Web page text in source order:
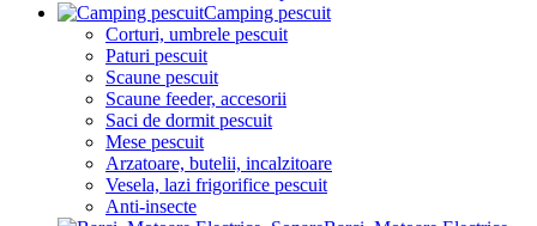
Camping pescuit
Corturi, umbrele pescuit
Paturi pescuit
Scaune pescuit
Scaune feeder, accesorii
Saci de dormit pescuit
Mese pescuit
Arzatoare, butelii, incalzitoare
Vesela, lazi frigorifice pescuit
Anti-insecte